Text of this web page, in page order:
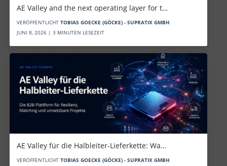
AE Valley and the next operating layer for t…
VERÖFFENTLICHT TOBIAS GOECKE (GÖCKE) - SUPRATIX GMBH
JUNI 8, 2026 | 3 MINUTEN LESEZEIT
AE Valley für die Halbleiter-Lieferkette: Wa…
VERÖFFENTLICHT TOBIAS GOECKE (GÖCKE) - SUPRATIX GMBH